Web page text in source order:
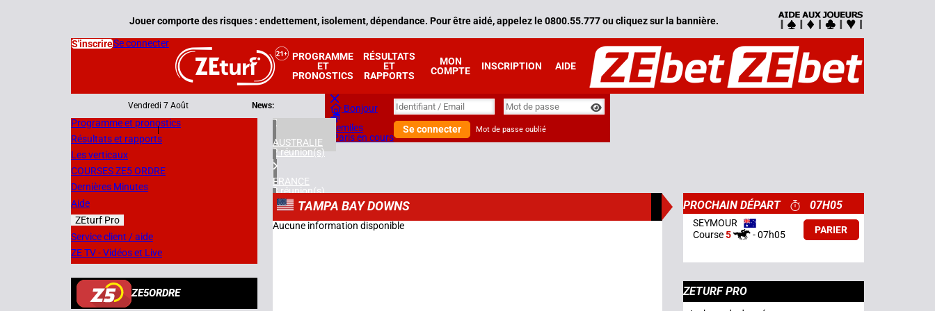
Jouer comporte des risques : endettement, isolement, dépendance. Pour être aidé, appelez le 0800.55.777 ou cliquez sur la bannière.
PROGRAMME
ET
PRONOSTICS
RÉSULTATS
ET
RAPPORTS
MON
COMPTE
INSCRIPTION AIDE
S'inscrireSe connecter
Bonjour
Zemiles
Paris en cours
Identifiant
Identifiant / Email Mot de passe
Se connecter Mot de passe oublié
Vendredi 7 Août
|
News:
Programme et pronostics
Résultats et rapports
Les verticaux
COURSES ZE5 ORDRE
Dernières Minutes
Aide
ZEturf Pro
Service client / aide
ZE TV - Vidéos et Live
ZE5ORDRE
AUSTRALIE
2 réunion(s)
FRANCE
3 réunion(s)
ESPAGNE
1 réunion(s)
TAMPA BAY DOWNS
Aucune information disponible
PROCHAIN DÉPART 07H05
SEYMOUR
Course5 -07h05 PARIER
ZETURF PRO